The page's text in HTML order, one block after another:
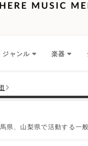
ジャンル 楽器
県、山梨県で活動する一